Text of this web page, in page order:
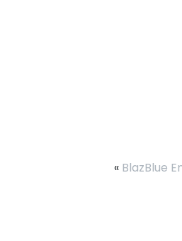
« BlazBlue